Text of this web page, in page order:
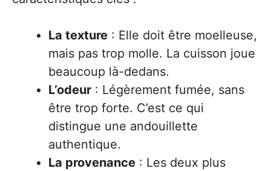
La texture : Elle doit être moelleuse,
mais pas trop molle. La cuisson joue
beaucoup là-dedans.
L’odeur : Légèrement fumée, sans
être trop forte. C’est ce qui
distingue une andouillette
authentique.
La provenance : Les deux plus